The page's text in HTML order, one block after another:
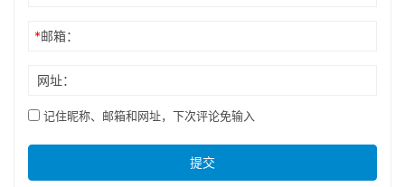
*邮箱：
网址：
记住昵称、邮箱和网址，下次评论免输入
提交